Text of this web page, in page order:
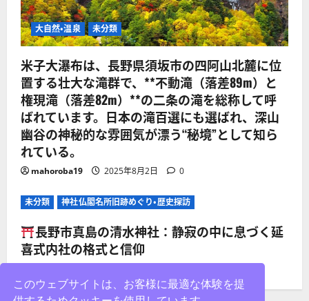
大自然・温泉 未分類
米子大瀑布は、長野県須坂市の四阿山北麓に位
置する壮大な滝群で、**不動滝（落差89m）と
権現滝（落差82m）**の二条の滝を総称して呼
ばれています。日本の滝百選にも選ばれ、深山
幽谷の神秘的な雰囲気が漂う“秘境”として知ら
れている。
mahoroba19 2025年8月2日 0
未分類 神社仏閣名所旧跡めぐり・歴史探訪
長野市真島の清水神社：静寂の中に息づく延
喜式内社の格式と信仰
このウェブサイトは、お客様に最適な体験を提